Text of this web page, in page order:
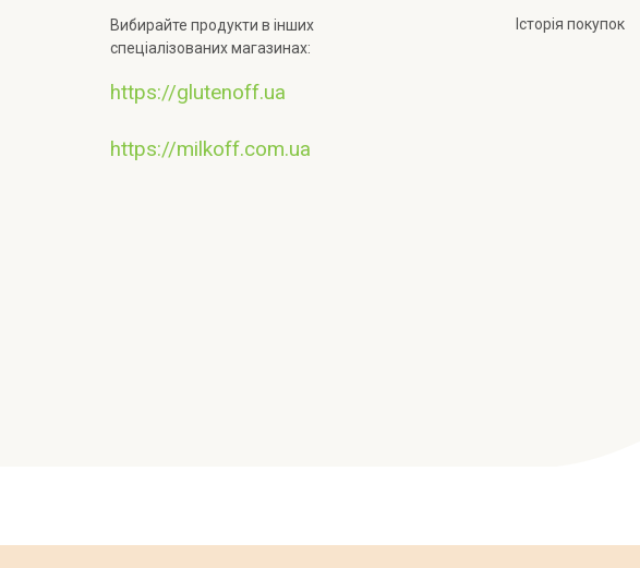
Вибирайте продукти в інших
спеціалізованих магазинах:
https://glutenoff.ua
https://milkoff.com.ua
Історія покупок